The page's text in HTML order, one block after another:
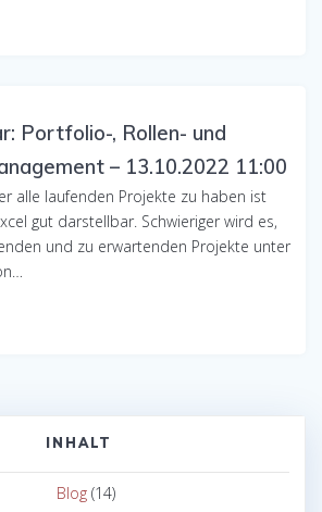
Portfolio-, Rollen- und
– 13.10.2022 11:00
alle laufenden Projekte zu haben ist
gut darstellbar. Schwieriger wird es,
und zu erwartenden Projekte unter
INHALT
Blog (14)